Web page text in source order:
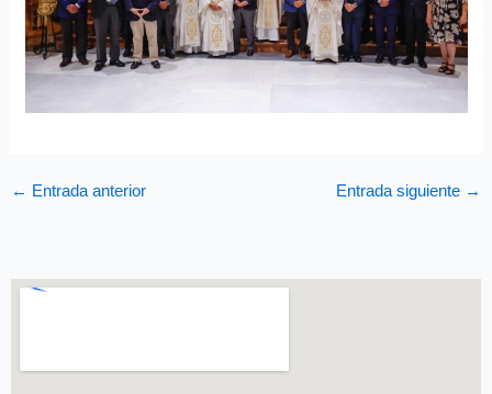
← Entrada anterior Entrada siguiente →